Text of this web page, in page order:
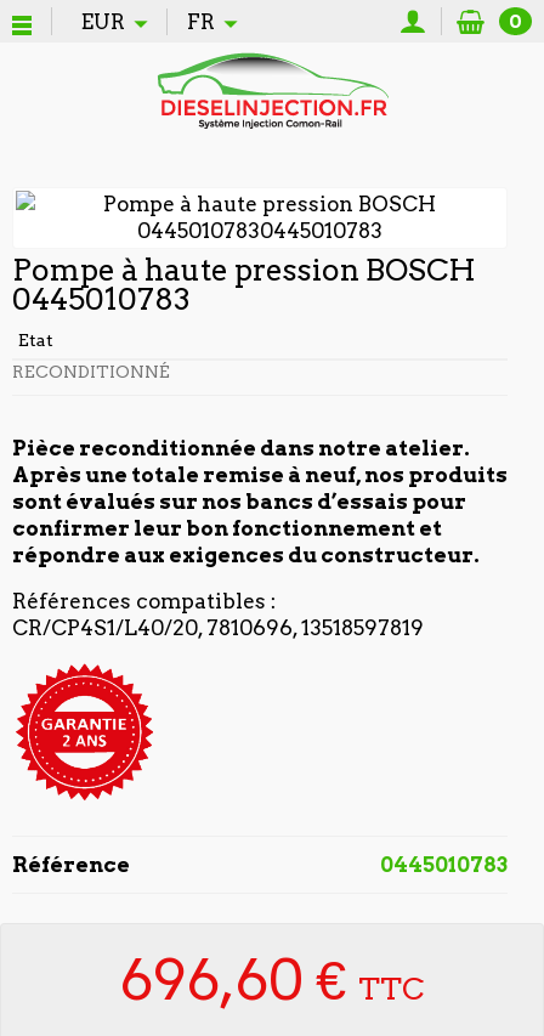
EUR FR 0
Pompe à haute pression BOSCH
0445010783
Etat
RECONDITIONNÉ
Pièce reconditionnée dans notre atelier.
Après une totale remise à neuf, nos produits
sont évalués sur nos bancs d’essais pour
confirmer leur bon fonctionnement et
répondre aux exigences du constructeur.
Références compatibles :
CR/CP4S1/L40/20, 7810696, 13518597819
Référence 0445010783
696,60 € TTC